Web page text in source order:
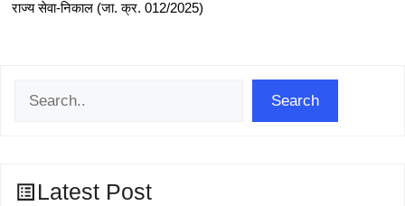
राज्य सेवा-निकाल (जा. क्र. 012/2025)
Search
Latest Post